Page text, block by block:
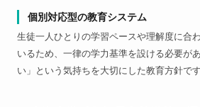
個別対応型の教育システム
生徒一人ひとりの学習ペースや理解度に合
いるため、一律の学力基準を設ける必要が
い」という気持ちを大切にした教育方針です